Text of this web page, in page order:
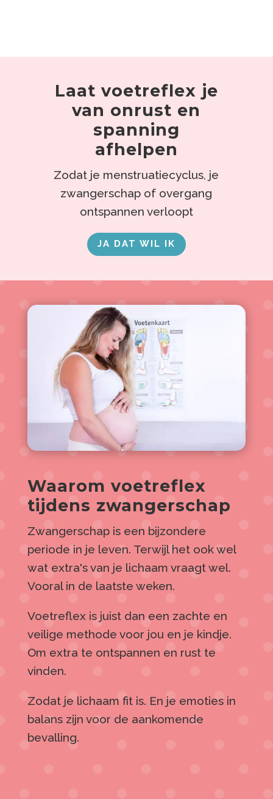
Laat voetreflex je
van onrust en
spanning
afhelpen
Zodat je menstruatiecyclus, je
zwangerschap of overgang
ontspannen verloopt
JA DAT WIL IK
Waarom voetreflex
tijdens zwangerschap
Zwangerschap is een bijzondere
periode in je leven. Terwijl het ook wel
wat extra's van je lichaam vraagt wel.
Vooral in de laatste weken.
Voetreflex is juist dan een zachte en
veilige methode voor jou en je kindje.
Om extra te ontspannen en rust te
vinden.
Zodat je lichaam fit is. En je emoties in
balans zijn voor de aankomende
bevalling.